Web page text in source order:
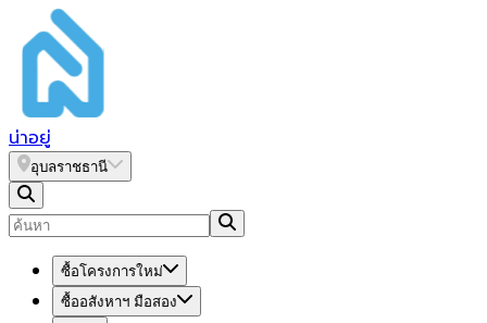
น่าอยู่
อุบลราชธานี
ซื้อโครงการใหม่
ซื้ออสังหาฯ มือสอง